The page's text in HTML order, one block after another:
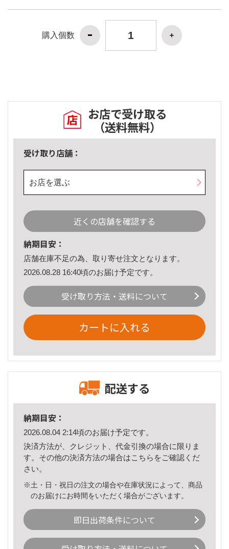
購入個数
お店で受け取る
（送料無料）
受け取り店舗：
お店を選ぶ
近くの店舗を確認する
納期目安：
店舗在庫不足の為、取り寄せ注文となります。
2026.08.28 16:40頃のお届け予定です。
受け取り方法・送料について
カートに入れる
配送する
納期目安：
2026.08.04 2:14頃のお届け予定です。
決済方法が、クレジット、代金引換の場合に限りま
す。その他の決済方法の場合はこちら をご確認くだ
さい。
※土・日・祝日の注文の場合や在庫状況によって、商品
のお届けにお時間をいただく場合がございます。
即日出荷条件について